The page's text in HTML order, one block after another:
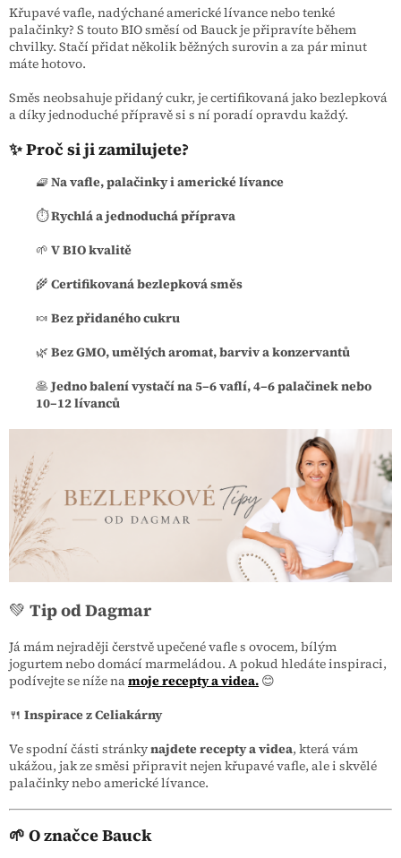
Křupavé vafle, nadýchané americké lívance nebo tenké
palačinky? S touto BIO směsí od Bauck je připravíte během
chvilky. Stačí přidat několik běžných surovin a za pár minut
máte hotovo.
Směs neobsahuje přidaný cukr, je certifikovaná jako bezlepková
a díky jednoduché přípravě si s ní poradí opravdu každý.
✨ Proč si ji zamilujete?
🧇 Na vafle, palačinky i americké lívance
⏱️Rychlá a jednoduchá příprava
🌱 V BIO kvalitě
🌾 Certifikovaná bezlepková směs
🍬 Bez přidaného cukru
🌿 Bez GMO, umělých aromat, barviv a konzervantů
🥞 Jedno balení vystačí na 5–6 vaflí, 4–6 palačinek nebo
10–12 lívanců
💚 Tip od Dagmar
Já mám nejraději čerstvě upečené vafle s ovocem, bílým
jogurtem nebo domácí marmeládou. A pokud hledáte inspiraci,
podívejte se níže namoje recepty a videa. 😊
🍴 Inspirace z Celiakárny
Ve spodní části stránkynajdete recepty a videa, která vám
ukážou, jak ze směsi připravit nejen křupavé vafle, ale i skvělé
palačinky nebo americké lívance.
🌱 O značce Bauck